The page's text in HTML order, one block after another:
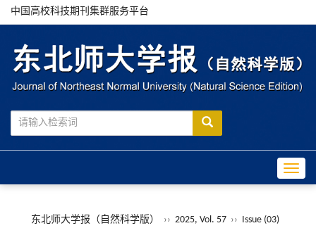
中国高校科技期刊集群服务平台
东北师大学报（自然科学版） ›› 2025, Vol. 57 ›› Issue (03)